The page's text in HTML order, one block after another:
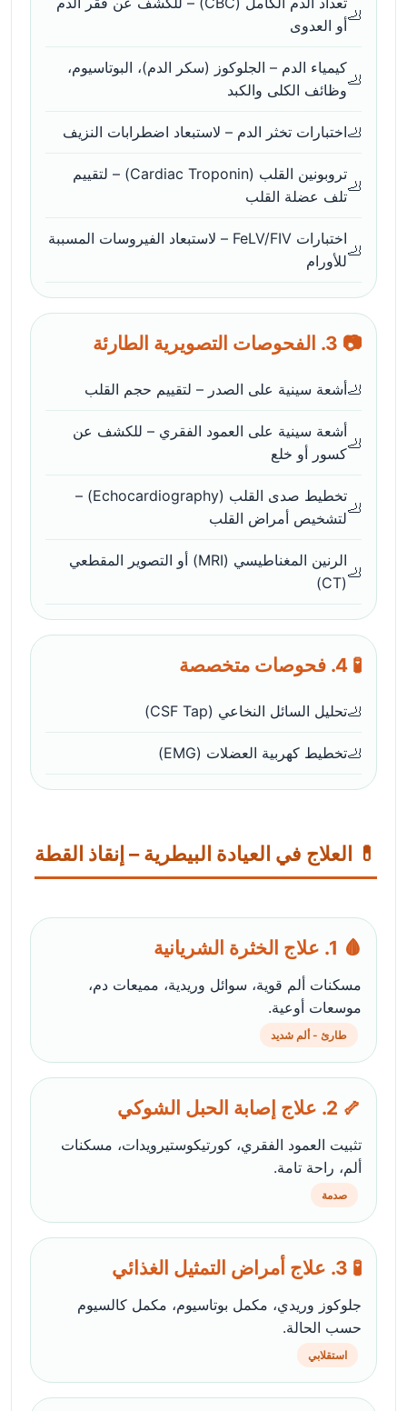
أو العدوى
كيمياء الدم – الجلوكوز (سكر الدم)، البوتاسيوم،
وظائف الكلى والكبد
اختبارات تخثر الدم – لاستبعاد اضطرابات النزيف
تروبونين القلب (Cardiac Troponin) – لتقييم
تلف عضلة القلب
اختبارات FeLV/FIV – لاستبعاد الفيروسات المسببة
للأورام
📷 3. الفحوصات التصويرية الطارئة
أشعة سينية على الصدر – لتقييم حجم القلب
أشعة سينية على العمود الفقري – للكشف عن
كسور أو خلع
تخطيط صدى القلب (Echocardiography) –
لتشخيص أمراض القلب
الرنين المغناطيسي (MRI) أو التصوير المقطعي
(CT)
🧪 4. فحوصات متخصصة
تحليل السائل النخاعي (CSF Tap)
تخطيط كهربية العضلات (EMG)
💊 العلاج في العيادة البيطرية – إنقاذ القطة
🩸 1. علاج الخثرة الشريانية
مسكنات ألم قوية، سوائل وريدية، مميعات دم،
موسعات أوعية.
طارئ - ألم شديد
🦴 2. علاج إصابة الحبل الشوكي
تثبيت العمود الفقري، كورتيكوستيرويدات، مسكنات
ألم، راحة تامة.
صدمة
🧪 3. علاج أمراض التمثيل الغذائي
جلوكوز وريدي، مكمل بوتاسيوم، مكمل كالسيوم
حسب الحالة.
استقلابي